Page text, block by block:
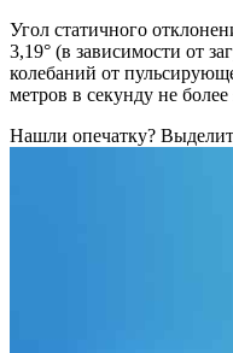
Угол статичного
3,19° (в зависимости от
колебаний от
метров в секунду не более
Нашли опечатку?